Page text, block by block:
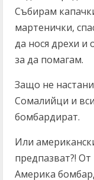
Събирам
мартенички,
да нося дрехи и
за да помагам.
Защо не
Сомалийци и
бомбардират.
Или
предпазват?!
Америка